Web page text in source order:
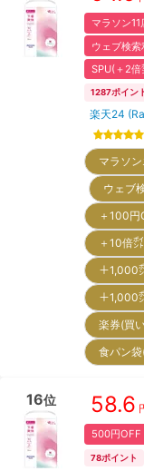
マラソン
ウェブ検
SPU(＋2倍
1287ポイン
楽天24
マラソ
ウェブ
＋100
＋10倍
＋1,000
＋1,000
楽券(買
食パン
16位 58.6
500円OFF
78ポイント